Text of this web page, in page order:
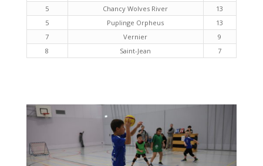
5
Chancy Wolves River
13
5
Puplinge Orpheus
13
7
Vernier
9
8
Saint-Jean 7